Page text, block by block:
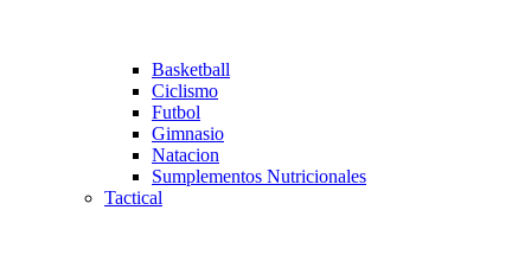
Basketball
Ciclismo
Futbol
Gimnasio
Natacion
Sumplementos Nutricionales
Tactical